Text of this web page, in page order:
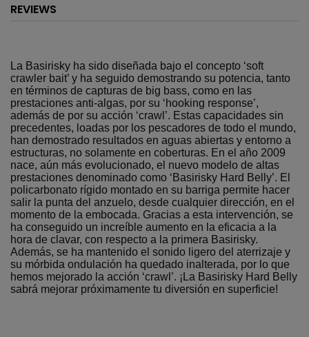
REVIEWS
La Basirisky ha sido diseñada bajo el concepto ‘soft
crawler bait’ y ha seguido demostrando su potencia, tanto
en términos de capturas de big bass, como en las
prestaciones anti-algas, por su ‘hooking response’,
además de por su acción ‘crawl’. Estas capacidades sin
precedentes, loadas por los pescadores de todo el mundo,
han demostrado resultados en aguas abiertas y entorno a
estructuras, no solamente en coberturas. En el año 2009
nace, aún más evolucionado, el nuevo modelo de altas
prestaciones denominado como ‘Basirisky Hard Belly’. El
policarbonato rígido montado en su barriga permite hacer
salir la punta del anzuelo, desde cualquier dirección, en el
momento de la embocada. Gracias a esta intervención, se
ha conseguido un increíble aumento en la eficacia a la
hora de clavar, con respecto a la primera Basirisky.
Además, se ha mantenido el sonido ligero del aterrizaje y
su mórbida ondulación ha quedado inalterada, por lo que
hemos mejorado la acción ‘crawl’. ¡La Basirisky Hard Belly
sabrá mejorar próximamente tu diversión en superficie!